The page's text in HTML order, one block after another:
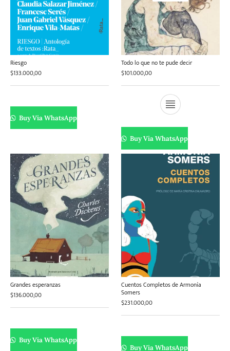
Riesgo
$133.000,00
Buy Via WhatsApp
Todo lo que no te pude decir
$101.000,00
Buy Via WhatsApp
Grandes esperanzas
$136.000,00
Buy Via WhatsApp
Cuentos Completos de Armonía
Somers
$231.000,00
Buy Via WhatsApp